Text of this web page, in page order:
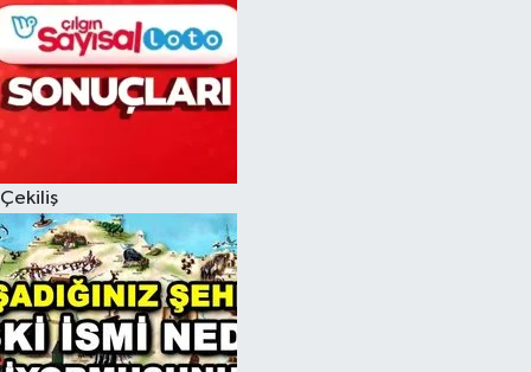
Çekiliş